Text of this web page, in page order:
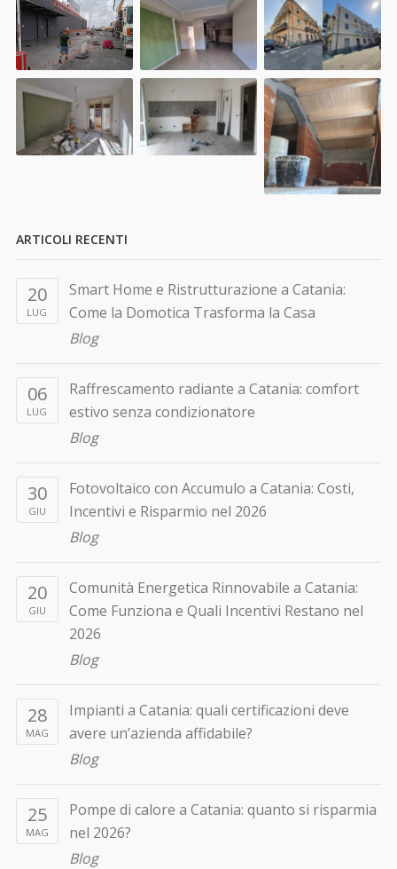
ARTICOLI RECENTI
20
LUG
Smart Home e Ristrutturazione a Catania:
Come la Domotica Trasforma la Casa
Blog
06
LUG
Raffrescamento radiante a Catania: comfort
estivo senza condizionatore
Blog
30
GIU
Fotovoltaico con Accumulo a Catania: Costi,
Incentivi e Risparmio nel 2026
Blog
20
GIU
Comunità Energetica Rinnovabile a Catania:
Come Funziona e Quali Incentivi Restano nel
2026
Blog
28
MAG
Impianti a Catania: quali certificazioni deve
avere un’azienda affidabile?
Blog
25
MAG
Pompe di calore a Catania: quanto si risparmia
nel 2026?
Blog